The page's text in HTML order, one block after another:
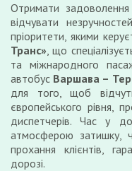
Отримати задоволення
відчувати
пріоритети, якими
Транс», що
та міжнародного
автобус Варшава –
для того, щоб
європейського рівня,
диспетчерів. Час у
атмосферою затишку,
прохання клієнтів,
дорозі.